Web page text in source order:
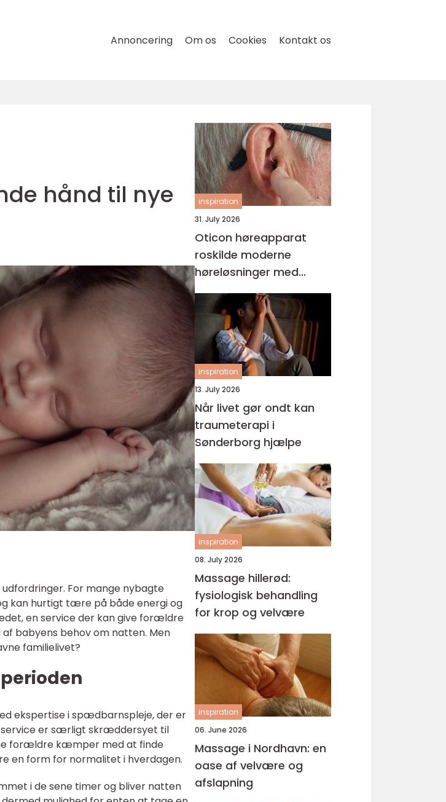
Annoncering Om os Cookies Kontakt os
hånd til nye
For mange nybagte
kan hurtigt tære på både energi og
en service der kan give forældre
babyens behov om natten. Men
familielivet?
ekspertise i spædbarnspleje, der er
er særligt skræddersyet til
forældre kæmper med at finde
en form for normalitet i hverdagen.
i de sene timer og bliver natten
inspiration
31. July 2026
Oticon høreapparat
roskilde moderne
høreløsninger med
fokus på hverdagen
inspiration
13. July 2026
Når livet gør ondt kan
traumeterapi i
Sønderborg hjælpe
inspiration
08. July 2026
Massage hillerød:
fysiologisk behandling
for krop og velvære
inspiration
06. June 2026
Massage i Nordhavn: en
oase af velvære og
afslapning